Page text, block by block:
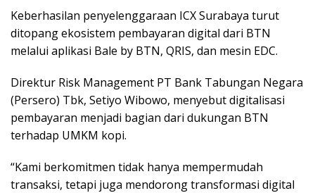
Keberhasilan penyelenggaraan ICX Surabaya turut
ditopang ekosistem pembayaran digital dari BTN
melalui aplikasi Bale by BTN, QRIS, dan mesin EDC.
Direktur Risk Management PT Bank Tabungan Negara
(Persero) Tbk, Setiyo Wibowo, menyebut digitalisasi
pembayaran menjadi bagian dari dukungan BTN
terhadap UMKM kopi.
“Kami berkomitmen tidak hanya mempermudah
transaksi, tetapi juga mendorong transformasi digital